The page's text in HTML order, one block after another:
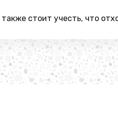
стоит учесть, что